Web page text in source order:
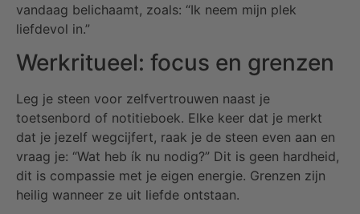
vandaag belichaamt, zoals: “Ik neem mijn plek
liefdevol in.”
Werkritueel: focus en grenzen
Leg je steen voor zelfvertrouwen naast je
toetsenbord of notitieboek. Elke keer dat je merkt
dat je jezelf wegcijfert, raak je de steen even aan en
vraag je: “Wat heb ík nu nodig?” Dit is geen hardheid,
dit is compassie met je eigen energie. Grenzen zijn
heilig wanneer ze uit liefde ontstaan.